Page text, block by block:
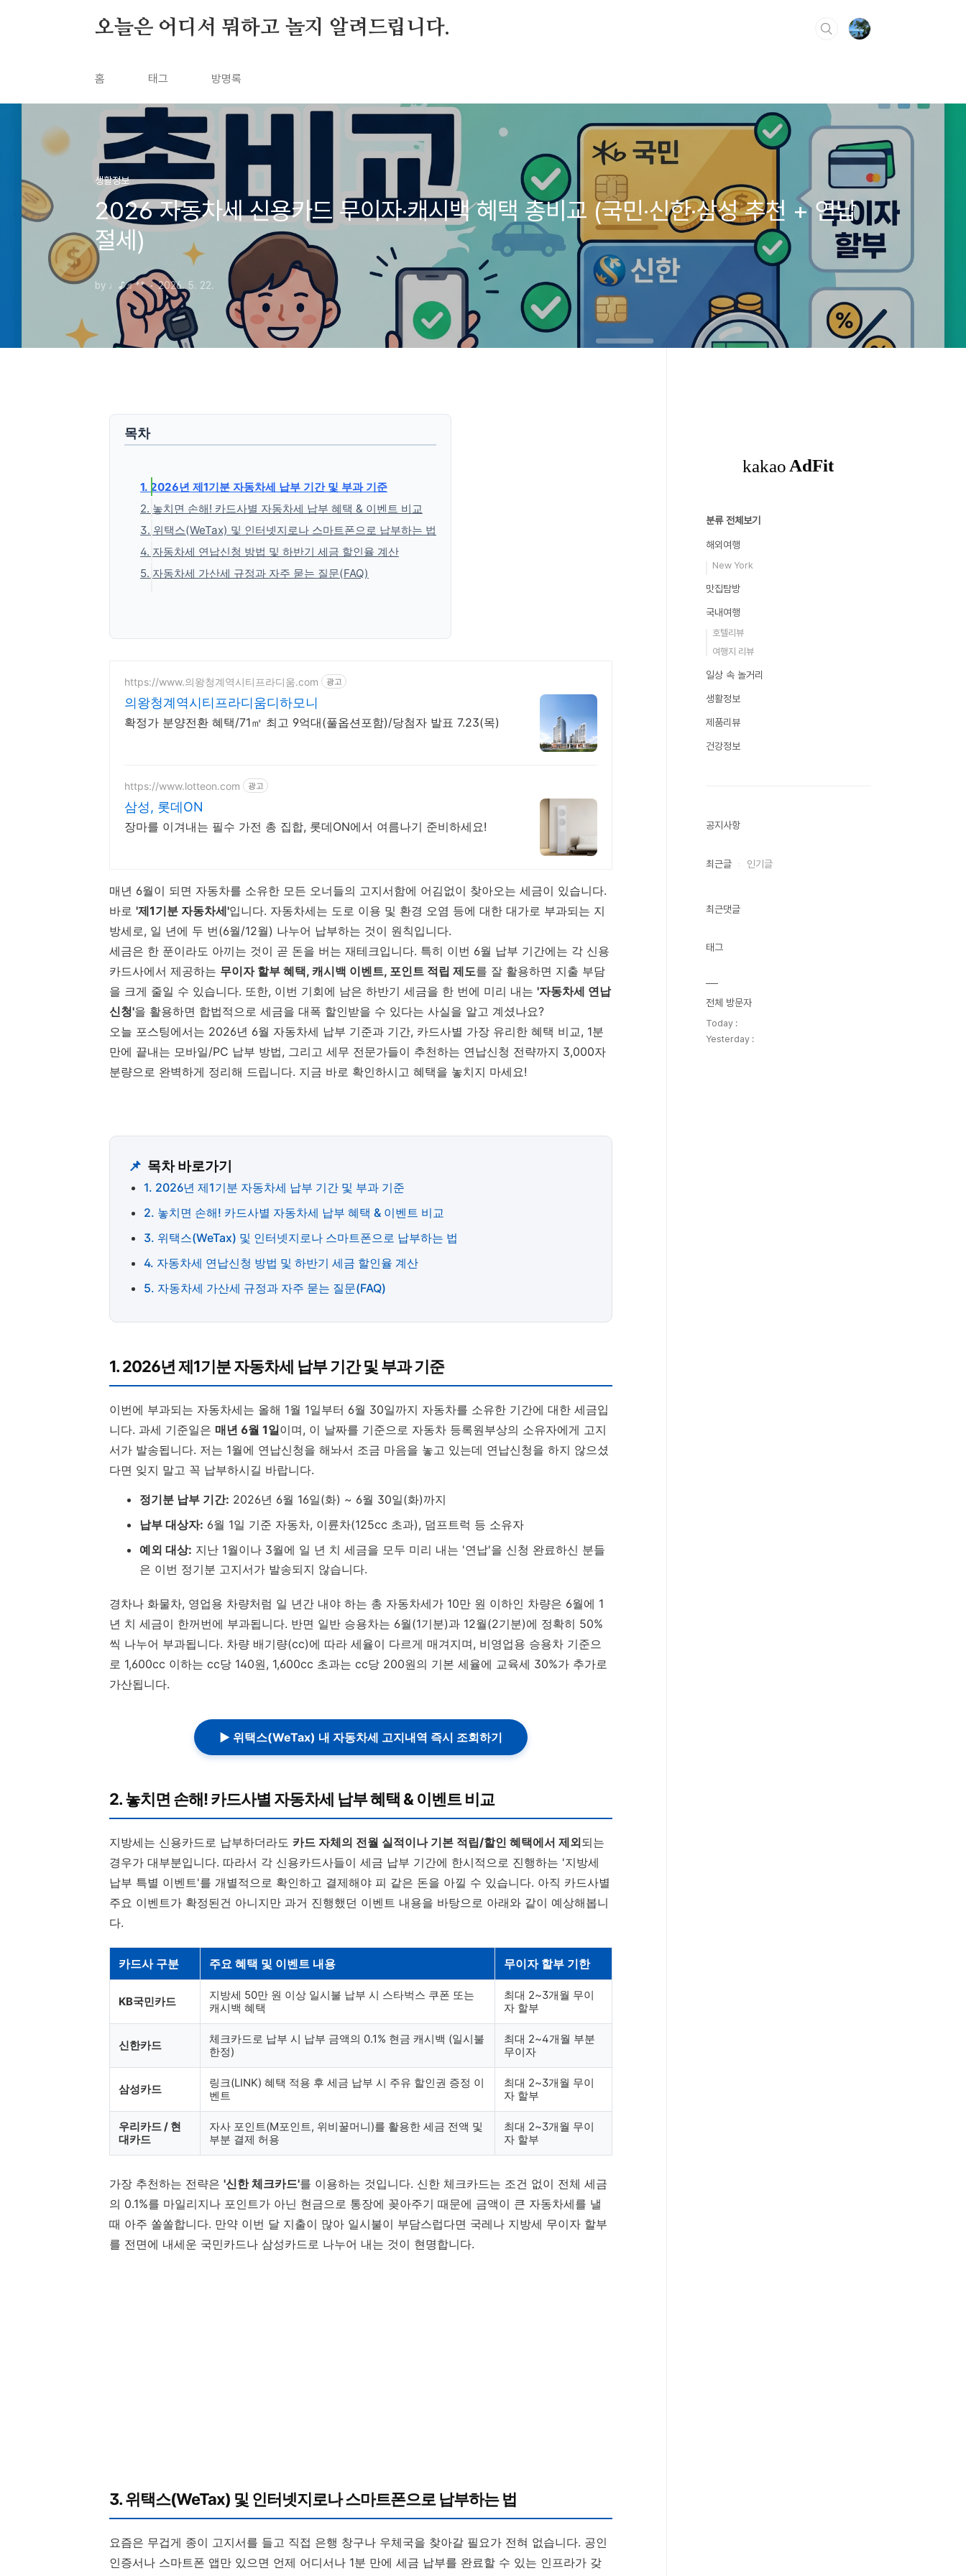
오늘은 어디서 뭐하고 놀지 알려드립니다.
홈 태그 방명록
생활정보
2026 자동차세 신용카드 무이자·캐시백 혜택 총비교 (국민·신한·삼성 추천 + 연납
절세)
by ♩♪♬** 2026. 5. 22.
목차
1. 2026년 제1기분 자동차세 납부 기간 및 부과 기준
2. 놓치면 손해! 카드사별 자동차세 납부 혜택 & 이벤트 비교
3. 위택스(WeTax) 및 인터넷지로나 스마트폰으로 납부하는 법
4. 자동차세 연납신청 방법 및 하반기 세금 할인율 계산
5. 자동차세 가산세 규정과 자주 묻는 질문(FAQ)
https://www.의왕청계역시티프라디움.com 광고
의왕청계역시티프라디움디하모니
확정가 분양전환 혜택/71㎡ 최고 9억대(풀옵션포함)/당첨자 발표 7.23(목)
https://www.lotteon.com 광고
삼성, 롯데ON
장마를 이겨내는 필수 가전 총 집합, 롯데ON에서 여름나기 준비하세요!
매년 6월이 되면 자동차를 소유한 모든 오너들의 고지서함에 어김없이 찾아오는 세금이 있습니다.
바로 '제1기분 자동차세'입니다. 자동차세는 도로 이용 및 환경 오염 등에 대한 대가로 부과되는 지
방세로, 일 년에 두 번(6월/12월) 나누어 납부하는 것이 원칙입니다.
세금은 한 푼이라도 아끼는 것이 곧 돈을 버는 재테크입니다. 특히 이번 6월 납부 기간에는 각 신용
카드사에서 제공하는 무이자 할부 혜택, 캐시백 이벤트, 포인트 적립 제도를 잘 활용하면 지출 부담
을 크게 줄일 수 있습니다. 또한, 이번 기회에 남은 하반기 세금을 한 번에 미리 내는 '자동차세 연납
신청'을 활용하면 합법적으로 세금을 대폭 할인받을 수 있다는 사실을 알고 계셨나요?
오늘 포스팅에서는 2026년 6월 자동차세 납부 기준과 기간, 카드사별 가장 유리한 혜택 비교, 1분
만에 끝내는 모바일/PC 납부 방법, 그리고 세무 전문가들이 추천하는 연납신청 전략까지 3,000자
분량으로 완벽하게 정리해 드립니다. 지금 바로 확인하시고 혜택을 놓치지 마세요!
📌 목차 바로가기
1. 2026년 제1기분 자동차세 납부 기간 및 부과 기준
2. 놓치면 손해! 카드사별 자동차세 납부 혜택 & 이벤트 비교
3. 위택스(WeTax) 및 인터넷지로나 스마트폰으로 납부하는 법
4. 자동차세 연납신청 방법 및 하반기 세금 할인율 계산
5. 자동차세 가산세 규정과 자주 묻는 질문(FAQ)
1. 2026년 제1기분 자동차세 납부 기간 및 부과 기준
이번에 부과되는 자동차세는 올해 1월 1일부터 6월 30일까지 자동차를 소유한 기간에 대한 세금입
니다. 과세 기준일은 매년 6월 1일이며, 이 날짜를 기준으로 자동차 등록원부상의 소유자에게 고지
서가 발송됩니다. 저는 1월에 연납신청을 해놔서 조금 마음을 놓고 있는데 연납신청을 하지 않으셨
다면 잊지 말고 꼭 납부하시길 바랍니다.
정기분 납부 기간: 2026년 6월 16일(화) ~ 6월 30일(화)까지
납부 대상자: 6월 1일 기준 자동차, 이륜차(125cc 초과), 덤프트럭 등 소유자
예외 대상: 지난 1월이나 3월에 일 년 치 세금을 모두 미리 내는 '연납'을 신청 완료하신 분들
은 이번 정기분 고지서가 발송되지 않습니다.
경차나 화물차, 영업용 차량처럼 일 년간 내야 하는 총 자동차세가 10만 원 이하인 차량은 6월에 1
년 치 세금이 한꺼번에 부과됩니다. 반면 일반 승용차는 6월(1기분)과 12월(2기분)에 정확히 50%
씩 나누어 부과됩니다. 차량 배기량(cc)에 따라 세율이 다르게 매겨지며, 비영업용 승용차 기준으
로 1,600cc 이하는 cc당 140원, 1,600cc 초과는 cc당 200원의 기본 세율에 교육세 30%가 추가로
가산됩니다.
▶ 위택스(WeTax) 내 자동차세 고지내역 즉시 조회하기
2. 놓치면 손해! 카드사별 자동차세 납부 혜택 & 이벤트 비교
지방세는 신용카드로 납부하더라도 카드 자체의 전월 실적이나 기본 적립/할인 혜택에서 제외되는
경우가 대부분입니다. 따라서 각 신용카드사들이 세금 납부 기간에 한시적으로 진행하는 '지방세
납부 특별 이벤트'를 개별적으로 확인하고 결제해야 피 같은 돈을 아낄 수 있습니다. 아직 카드사별
주요 이벤트가 확정된건 아니지만 과거 진행했던 이벤트 내용을 바탕으로 아래와 같이 예상해봅니
다.
카드사 구분 주요 혜택 및 이벤트 내용 무이자 할부 기한
KB국민카드
지방세 50만 원 이상 일시불 납부 시 스타벅스 쿠폰 또는
캐시백 혜택
최대 2~3개월 무이
자 할부
신한카드
체크카드로 납부 시 납부 금액의 0.1% 현금 캐시백 (일시불
한정)
최대 2~4개월 부분
무이자
삼성카드
링크(LINK) 혜택 적용 후 세금 납부 시 주유 할인권 증정 이
벤트
최대 2~3개월 무이
자 할부
우리카드 / 현
대카드
자사 포인트(M포인트, 위비꿀머니)를 활용한 세금 전액 및
부분 결제 허용
최대 2~3개월 무이
자 할부
가장 추천하는 전략은 '신한 체크카드'를 이용하는 것입니다. 신한 체크카드는 조건 없이 전체 세금
의 0.1%를 마일리지나 포인트가 아닌 현금으로 통장에 꽂아주기 때문에 금액이 큰 자동차세를 낼
때 아주 쏠쏠합니다. 만약 이번 달 지출이 많아 일시불이 부담스럽다면 국레나 지방세 무이자 할부
를 전면에 내세운 국민카드나 삼성카드로 나누어 내는 것이 현명합니다.
3. 위택스(WeTax) 및 인터넷지로나 스마트폰으로 납부하는 법
요즘은 무겁게 종이 고지서를 들고 직접 은행 창구나 우체국을 찾아갈 필요가 전혀 없습니다. 공인
인증서나 스마트폰 앱만 있으면 언제 어디서나 1분 만에 세금 납부를 완료할 수 있는 인프라가 갖
분류 전체보기
해외여행
New York
맛집탐방
국내여행
호텔리뷰
여행지 리뷰
일상 속 놀거리
생활정보
제품리뷰
건강정보
공지사항
최근글 인기글
최근댓글
태그
전체 방문자
Today :
Yesterday :